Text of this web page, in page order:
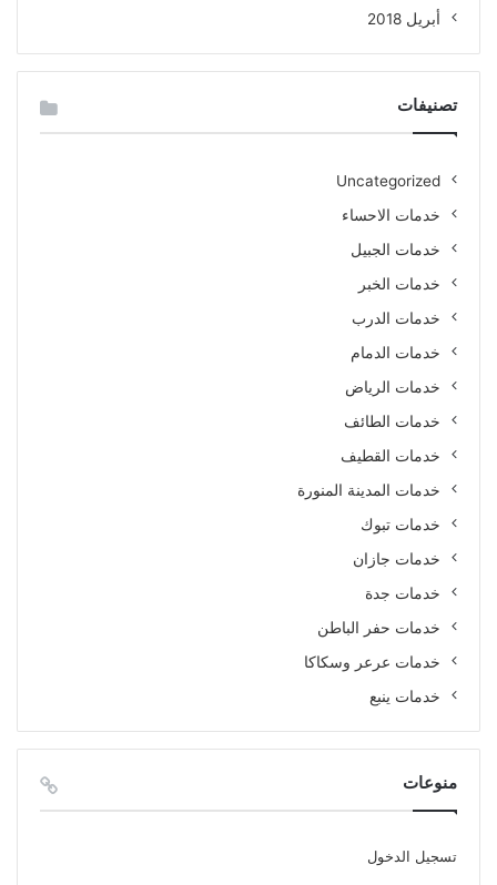
أبريل 2018
تصنيفات
Uncategorized
خدمات الاحساء
خدمات الجبيل
خدمات الخبر
خدمات الدرب
خدمات الدمام
خدمات الرياض
خدمات الطائف
خدمات القطيف
خدمات المدينة المنورة
خدمات تبوك
خدمات جازان
خدمات جدة
خدمات حفر الباطن
خدمات عرعر وسكاكا
خدمات ينبع
منوعات
تسجيل الدخول